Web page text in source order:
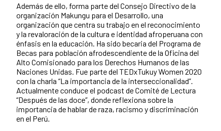
Además de ello, forma parte del Consejo Directivo de la
organización Makungu para el Desarrollo, una
organización que centra su trabajo en el reconocimiento
y la revaloración de la cultura e identidad afroperuana con
énfasis en la educación. Ha sido becaria del Programa de
Becas para población afrodescendiente de la Oficina del
Alto Comisionado para los Derechos Humanos de las
Naciones Unidas. Fue parte del TEDxTukuy Women 2020
con la charla “La importancia de la interseccionalidad”.
Actualmente conduce el podcast de Comité de Lectura
“Después de las doce”, donde reflexiona sobre la
importancia de hablar de raza, racismo y discriminación
en el Perú.